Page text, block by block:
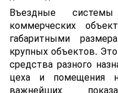
Въездные
коммерческих
габаритными
крупных объектов.
средства разного
цеха и помещения
важнейших